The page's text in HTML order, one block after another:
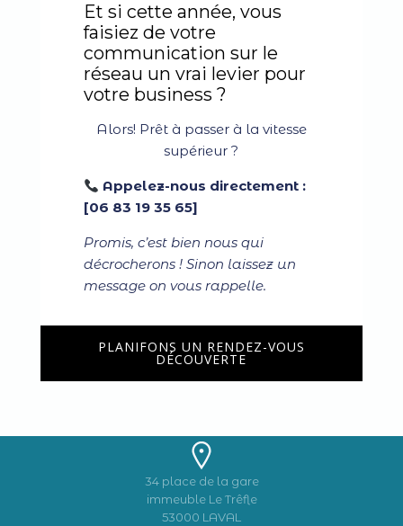
Et si cette année, vous
faisiez de votre
communication sur le
réseau un vrai levier pour
votre business ?
Alors! Prêt à passer à la vitesse
supérieur ?
Appelez-nous directement :
[06 83 19 35 65]
Promis, c’est bien nous qui
décrocherons ! Sinon laissez un
message on vous rappelle.
PLANIFONS UN RENDEZ-VOUS
DÉCOUVERTE
34 place de la gare
immeuble Le Trêfle
53000 LAVAL